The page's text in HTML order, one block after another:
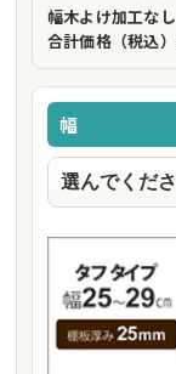
幅木よけ加工なし
合計価格（税込）
幅